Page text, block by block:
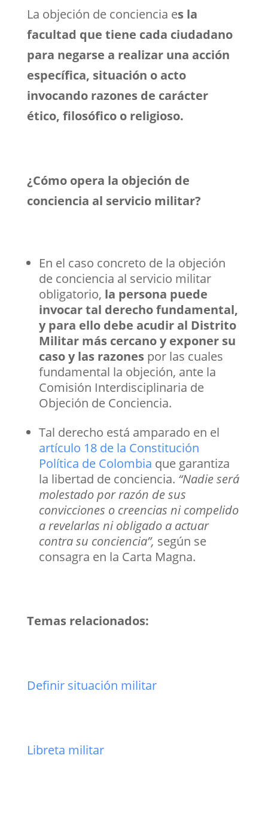
La objeción de conciencia es la
facultad que tiene cada ciudadano
para negarse a realizar una acción
específica, situación o acto
invocando razones de carácter
ético, filosófico o religioso.
¿Cómo opera la objeción de
conciencia al servicio militar?
En el caso concreto de la objeción
de conciencia al servicio militar
obligatorio, la persona puede
invocar tal derecho fundamental,
y para ello debe acudir al Distrito
Militar más cercano y exponer su
caso y las razonespor las cuales
fundamental la objeción, ante la
Comisión Interdisciplinaria de
Objeción de Conciencia.
Tal derecho está amparado en el
artículo 18 de la Constitución
Política de Colombia que garantiza
la libertad de conciencia. “Nadie será
molestado por razón de sus
convicciones o creencias ni compelido
a revelarlas ni obligado a actuar
contra su conciencia”, según se
consagra en la Carta Magna.
Temas relacionados:
Definir situación militar
Libreta militar